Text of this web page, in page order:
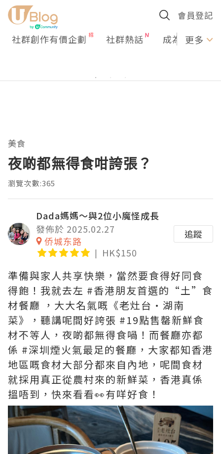
會員登記
社群創作有價企劃 社群熱話 成為U更多
美食
夜啲都無得食咁誇張？
瀏覽次數:365
Dada媽媽～與2位小魔怪成長
發佈於 2025.02.27
侨城东路
HK$150
追蹤
準備與家人共享快樂，當然要食得好同食
得飽！我就去左 #香港朋友首選的“土”食
材餐廳 ，大大名氣嘅《老灶台·湖南
菜》，聽講呢間好誇張 #19點售罄新鮮食
材不等人，夜啲都無得食喎！而餐廳亦都
係 #深圳煙火氣最足的餐廳，大家都知香港
地區嘅食材大部分都來自內地，呢間食材
就採用真正從農村來的新鮮菜，香港真係
搵唔到，快來看看👀有咩好食！